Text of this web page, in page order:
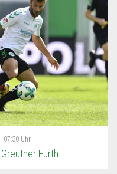
07:30 Uhr
Fürth